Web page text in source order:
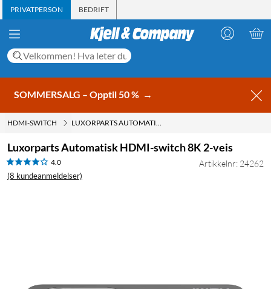
PRIVATPERSON BEDRIFT
SOMMERSALG – Opptil 50 % →
HDMI-SWITCH LUXORPARTS AUTOMATISK HDMI-SWITCH 8K 2-VEIS
Luxorparts Automatisk HDMI-switch 8K 2-veis
4.0
(8 kundeanmeldelser)
Artikkelnr: 24262